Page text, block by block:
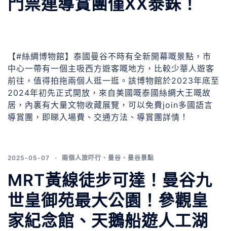
【#絲綢博物館】泰國曼谷不時有全新開幕嘅景點，市
中心一帶有一個主吸西方遊客嘅地方，比較少華人遊客
前往，值得拍拖兩個人逛一逛。該博物館於2023年底至
2024年初先正式開放，來自美國嘅泰國絲綢大王嘅故
居，內裏有大量文物收藏展覽，可以免費join多國語言
導賞團，即睇入場費、交通方法、導賞團詳情！
2025-05-07 兩個人旅吓行 、 曼谷 、 曼谷景點
MRT黃線徒步可達！曼谷九
世皇御苑最大公園！參觀皇
家紀念館、天鵝船遊人工湖